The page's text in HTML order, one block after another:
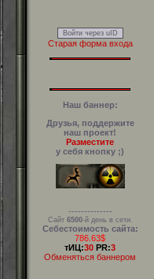
Войти через uID
Старая форма входа
Наш баннер:
Друзья, поддержите
наш проект!
Разместите
у себя кнопку ;)
--------------
Сайт 6500-й день в сети.
Себестоимость сайта:
786.63$
тИЦ:30 PR:3
Обменяться баннером